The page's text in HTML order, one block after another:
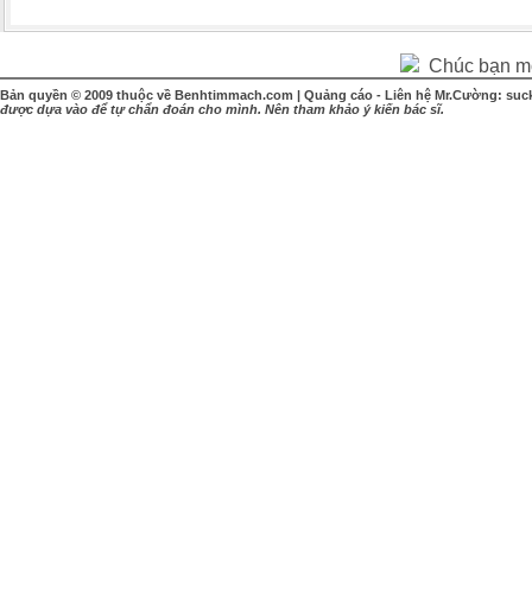
Chúc bạn
Bản quyền © 2009 thuộc về Benhtimmach.com | Quảng cáo - Liên hệ Mr.Cường:
được dựa vào để tự chẩn đoán cho mình. Nên tham khảo ý kiến bác sĩ.